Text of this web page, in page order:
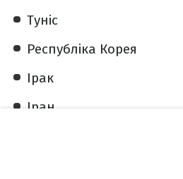
Туніс
Республіка Корея
Ірак
Іран